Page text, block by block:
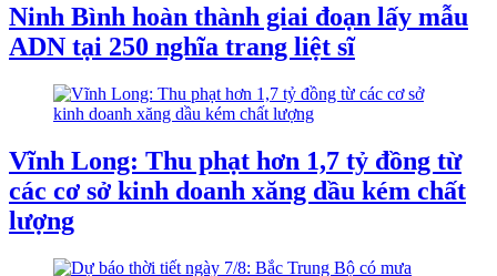
Ninh Bình hoàn thành giai đoạn lấy mẫu
ADN tại 250 nghĩa trang liệt sĩ
Vĩnh Long: Thu phạt hơn 1,7 tỷ đồng từ
các cơ sở kinh doanh xăng dầu kém chất
lượng